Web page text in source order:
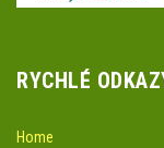
RYCHLÉ
Home